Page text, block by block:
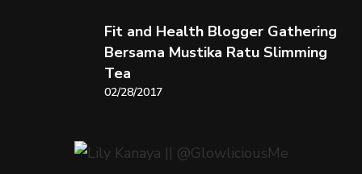
Fit and Health Blogger Gathering
Bersama Mustika Ratu Slimming
Tea
02/28/2017